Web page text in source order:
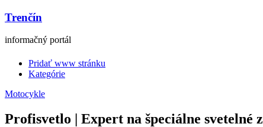
Trenčín
informačný portál
Pridať www stránku
Kategórie
Motocykle
Profisvetlo | Expert na špeciálne svetelné